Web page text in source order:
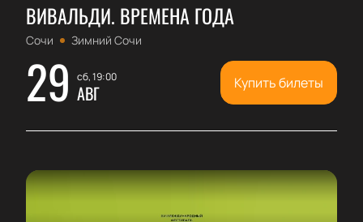
ВИВАЛЬДИ. ВРЕМЕНА ГОДА
Сочи Зимний Сочи
29 сб, 19:00
АВГ Купить билеты